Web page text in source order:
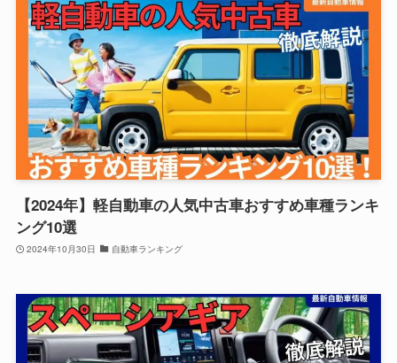
【2024年】軽自動車の人気中古車おすすめ車種ランキ
ング10選
2024年10月30日 自動車ランキング